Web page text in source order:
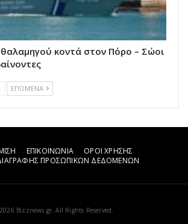
κοντά στον Πόρο – Σώοι
ΕΠΟΜΕΝΑ
ΕΠΙΚΟΙΝΩΝΙΑ
ΟΡΟΙ ΧΡΗΣΗΣ
ΠΡΟΣΩΠΙΚΩΝ ΔΕΔΟΜΕΝΩΝ
Bizznews.gr. All Rights Reserved.